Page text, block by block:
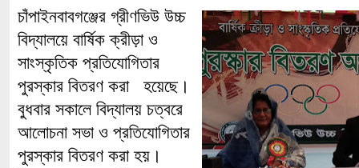
চাঁপাইনবাবগঞ্জের গ্রীণভিউ উচ্চ
বিদ্যালয়ে বার্ষিক ক্রীড়া ও
সাংস্কৃতিক প্রতিযোগিতার
পুরস্কার বিতরণ করা হয়েছে।
বুধবার সকালে বিদ্যালয় চত্বরে
আলোচনা সভা ও প্রতিযোগিতার
পুরস্কার বিতরণ করা হয়।